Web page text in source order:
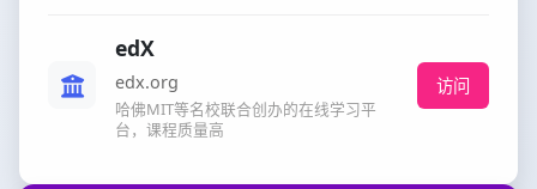
edX
edx.org
哈佛MIT等名校联合创办的在线学习平
台，课程质量高
访问